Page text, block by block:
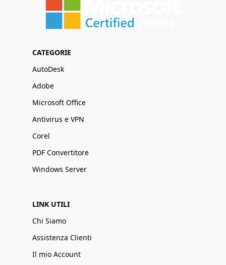
CATEGORIE
AutoDesk
Adobe
Microsoft Office
Antivirus e VPN
Corel
PDF Convertitore
Windows Server
LINK UTILI
Chi Siamo
Assistenza Clienti
Il mio Account